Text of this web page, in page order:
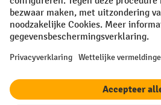
¹ De korting is geldig zolang de voorraad
toepassing op speciale prijzen. Een
procentuele kortingen of vouchers is niet
nieuwsbrief. De voucher is 10 dagen
korting varieert per productcategorie en
pallettrucks, elektrische stapelaars,